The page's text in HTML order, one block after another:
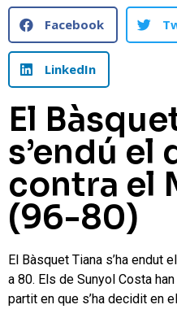
Facebook
LinkedIn
El
s’endú el
contra el
(96-80)
El Bàsquet Tiana s’ha endut
a 80. Els de Sunyol Costa
partit en que s’ha decidit en